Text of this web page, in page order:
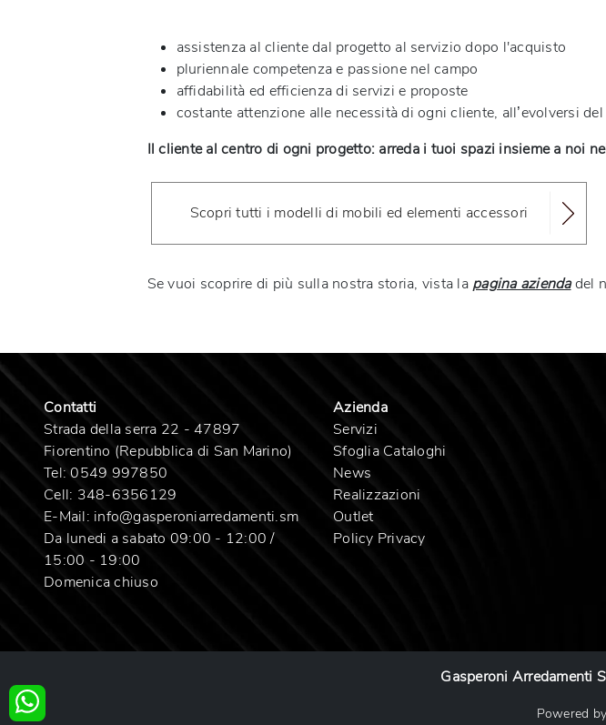
assistenza al cliente dal progetto al servizio dopo l'acquisto
pluriennale competenza e passione nel campo
affidabilità ed efficienza di servizi e proposte
costante attenzione alle necessità di ogni cliente, all’evolversi
Il cliente al centro di ogni progetto: arreda i tuoi spazi insieme a noi
Scopri tutti i modelli di mobili ed elementi accessori
Se vuoi scoprire di più sulla nostra storia, vista la pagina aziendadel
Contatti
Strada della serra 22 - 47897
Fiorentino (Repubblica di San Marino)
Tel: 0549 997850
Cell: 348-6356129
E-Mail: info@gasperoniarredamenti.sm
Da lunedi a sabato 09:00 - 12:00 /
15:00 - 19:00
Domenica chiuso
Azienda
Servizi
Sfoglia Cataloghi
News
Realizzazioni
Outlet
Policy Privacy
Gasperoni Arredamenti
Powered by